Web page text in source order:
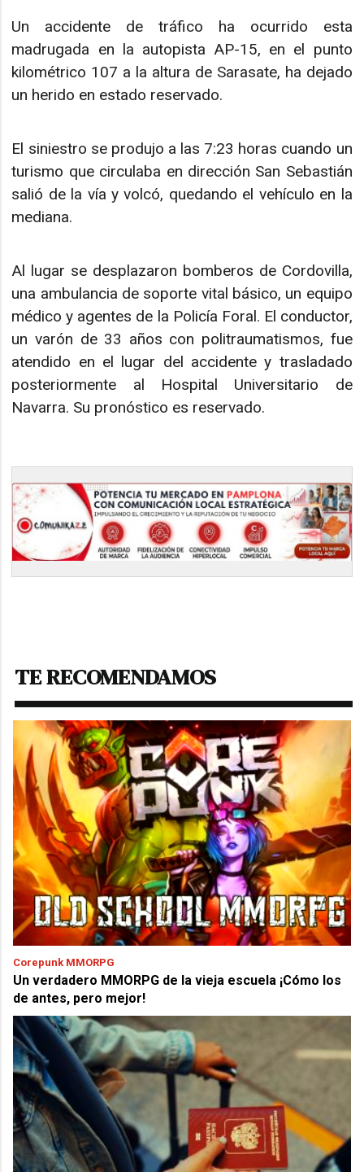
Un accidente de tráfico ha ocurrido esta
madrugada en la autopista AP-15, en el punto
kilométrico 107 a la altura de Sarasate, ha dejado
un herido en estado reservado.
El siniestro se produjo a las 7:23 horas cuando un
turismo que circulaba en dirección San Sebastián
salió de la vía y volcó, quedando el vehículo en la
mediana.
Al lugar se desplazaron bomberos de Cordovilla,
una ambulancia de soporte vital básico, un equipo
médico y agentes de la Policía Foral. El conductor,
un varón de 33 años con politraumatismos, fue
atendido en el lugar del accidente y trasladado
posteriormente al Hospital Universitario de
Navarra. Su pronóstico es reservado.
TE RECOMENDAMOS
Corepunk MMORPG
Un verdadero MMORPG de la vieja escuela ¡Cómo los
de antes, pero mejor!